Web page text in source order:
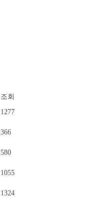
조회
1277
366
580
1055
1324